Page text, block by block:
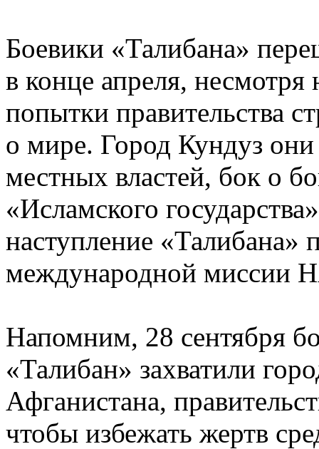
Боевики «Талибана»
в конце апреля,
попытки правительства
о мире. Город Кундуз
местных властей, бок о
«Исламского
наступление «Талибана»
международной миссии
Напомним, 28 сентября
«Талибан» захватили
Афганистана,
чтобы избежать жертв